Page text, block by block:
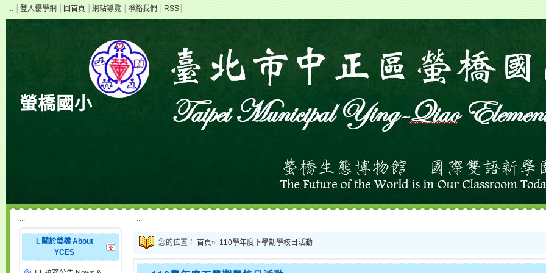
::: 登入優學網 回首頁 網站導覽 聯絡我們 RSS
螢橋國小
:::
I. 關於螢橋 About
YCES
:::
您的位置： 首頁» 110學年度下學期學校日活動